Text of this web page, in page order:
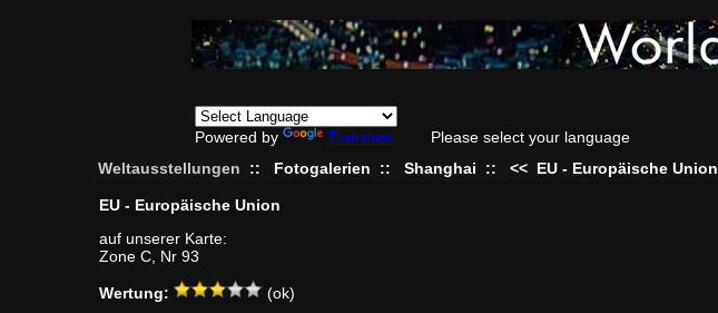
Powered by Translate Please select your language
Weltausstellungen :: Fotogalerien :: Shanghai :: << EU - Europäische Union
EU - Europäische Union
auf unserer Karte:
Zone C, Nr 93
Wertung:
(ok)